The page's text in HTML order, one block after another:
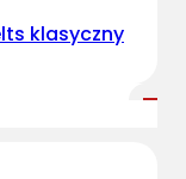
klasyczny